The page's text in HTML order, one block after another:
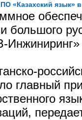
«Казахский язык»
большого
Инжиниринг»
главный